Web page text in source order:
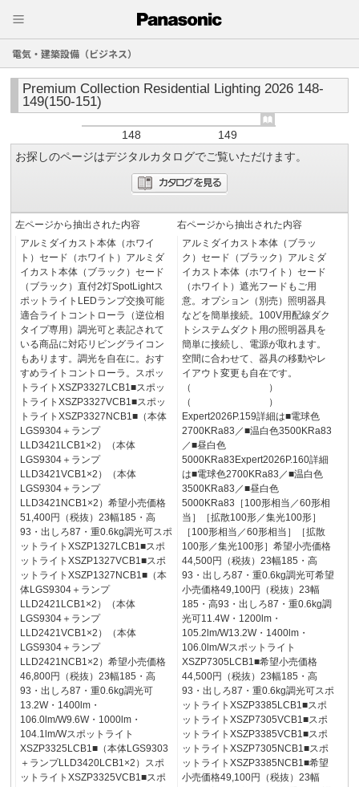
電気・建築設備（ビジネス）
Premium Collection Residential Lighting 2026 148-
149(150-151)
148
149
お探しのページはデジタルカタログでご覧いただけます。
左ページから抽出された内容
アルミダイカスト本体（ホワイ
ト）セード（ホワイト）アルミダ
イカスト本体（ブラック）セード
（ブラック）直付2灯SpotLightス
ポットライトLEDランプ交換可能
適合ライトコントローラ（逆位相
タイプ専用）調光可と表記されて
いる商品に対応リビングライコン
もあります。調光を自在に。おす
すめライトコントローラ。スポッ
トライトXSZP3327LCB1■スポッ
トライトXSZP3327VCB1■スポッ
トライトXSZP3327NCB1■（本体
LGS9304＋ランプ
LLD3421LCB1×2）（本体
LGS9304＋ランプ
LLD3421VCB1×2）（本体
LGS9304＋ランプ
LLD3421NCB1×2）希望小売価格
51,400円（税抜）23幅185・高
93・出しろ87・重0.6kg調光可スポ
ットライトXSZP1327LCB1■スポ
ットライトXSZP1327VCB1■スポ
ットライトXSZP1327NCB1■（本
体LGS9304＋ランプ
LLD2421LCB1×2）（本体
LGS9304＋ランプ
LLD2421VCB1×2）（本体
LGS9304＋ランプ
LLD2421NCB1×2）希望小売価格
46,800円（税抜）23幅185・高
93・出しろ87・重0.6kg調光可
13.2W・1400lm・
106.0lm/W9.6W・1000lm・
104.1lm/Wスポットライト
XSZP3325LCB1■（本体LGS9303
＋ランプLLD3420LCB1×2）スポ
ットライトXSZP3325VCB1■スポ
右ページから抽出された内容
アルミダイカスト本体（ブラッ
ク）セード（ブラック）アルミダ
イカスト本体（ホワイト）セード
（ホワイト）遮光フードもご用
意。オプション（別売）照明器具
などを簡単接続。100V用配線ダク
トシステムダクト用の照明器具を
簡単に接続し、電源が取れます。
空間に合わせて、器具の移動やレ
イアウト変更も自在です。
（ ）
（ ）
Expert2026P.159詳細は■電球色
2700KRa83／■温白色3500KRa83
／■昼白色
5000KRa83Expert2026P.160詳細
は■電球色2700KRa83／■温白色
3500KRa83／■昼白色
5000KRa83［100形相当／60形相
当］［拡散100形／集光100形］
［100形相当／60形相当］［拡散
100形／集光100形］希望小売価格
44,500円（税抜）23幅185・高
93・出しろ87・重0.6kg調光可希望
小売価格49,100円（税抜）23幅
185・高93・出しろ87・重0.6kg調
光可11.4W・1200lm・
105.2lm/W13.2W・1400lm・
106.0lm/Wスポットライト
XSZP7305LCB1■希望小売価格
44,500円（税抜）23幅185・高
93・出しろ87・重0.6kg調光可スポ
ットライトXSZP3385LCB1■スポ
ットライトXSZP7305VCB1■スポ
ットライトXSZP3385VCB1■スポ
ットライトXSZP7305NCB1■スポ
ットライトXSZP3385NCB1■希望
小売価格49,100円（税抜）23幅